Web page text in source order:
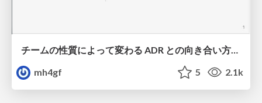
チームの性質によって変わる ADR との向き合い方と、生成 AI 時代のこれから / How to deal with ADR depends on the characteristics of the team
mh4gf
5 2.1k